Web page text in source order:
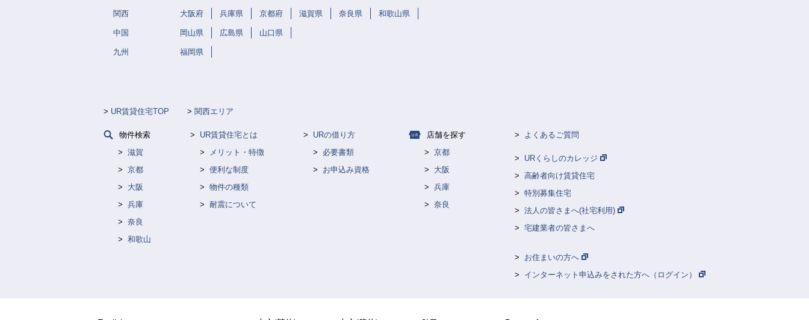
関西 大阪府 兵庫県 京都府 滋賀県 奈良県 和歌山県
中国 岡山県 広島県 山口県
九州 福岡県
UR賃貸住宅TOP 関西エリア
物件検索
滋賀
京都
大阪
兵庫
奈良
和歌山
UR賃貸住宅とは
メリット・特徴
便利な制度
物件の種類
耐震について
URの借り方
必要書類
お申込み資格
店舗を探す
京都
大阪
兵庫
奈良
よくあるご質問
URくらしのカレッジ
高齢者向け賃貸住宅
特別募集住宅
法人の皆さまへ(社宅利用)
宅建業者の皆さまへ
お住まいの方へ
インターネット申込みをされた方へ（ログイン）